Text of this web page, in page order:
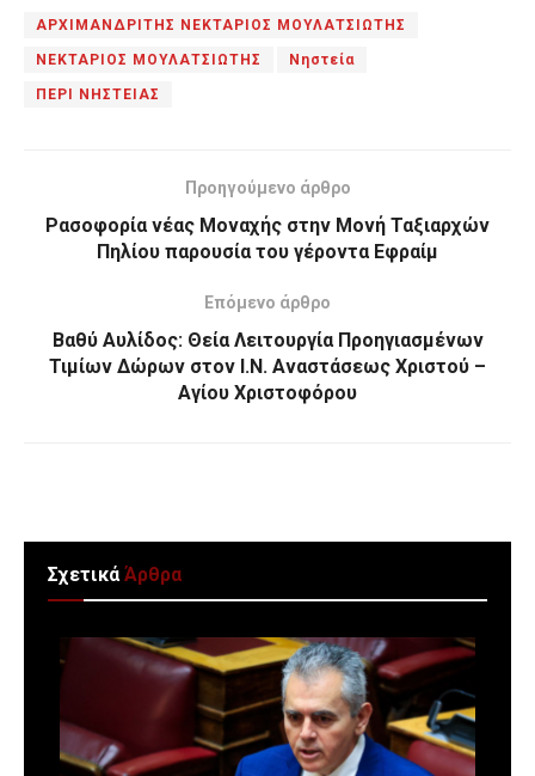
ΑΡΧΙΜΑΝΔΡΙΤΗΣ ΝΕΚΤΑΡΙΟΣ ΜΟΥΛΑΤΣΙΩΤΗΣ
ΝΕΚΤΑΡΙΟΣ ΜΟΥΛΑΤΣΙΩΤΗΣ Νηστεία
ΠΕΡΙ ΝΗΣΤΕΙΑΣ
Προηγούμενο άρθρο
Ρασοφορία νέας Μοναχής στην Μονή Ταξιαρχών
Πηλίου παρουσία του γέροντα Εφραίμ
Επόμενο άρθρο
Βαθύ Αυλίδος: Θεία Λειτουργία Προηγιασμένων
Τιμίων Δώρων στον Ι.Ν. Αναστάσεως Χριστού –
Αγίου Χριστοφόρου
ΣχετικάΆρθρα